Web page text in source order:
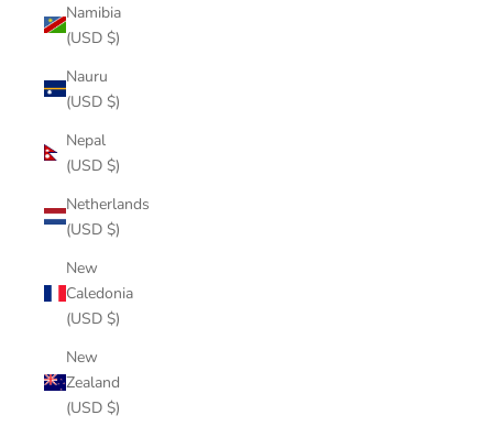
Namibia
(USD $)
Nauru
(USD $)
Nepal
(USD $)
Netherlands
(USD $)
New
Caledonia
(USD $)
New
Zealand
(USD $)